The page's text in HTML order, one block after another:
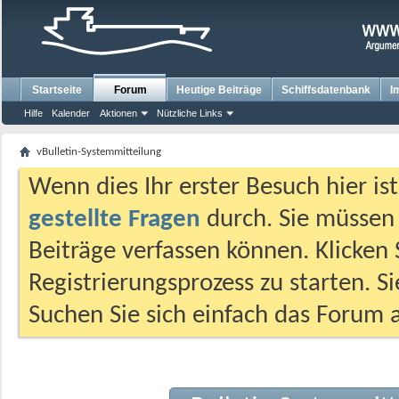
Startseite Forum
Hilfe Kalender Aktionen Nützliche Links
Heutige Beiträge Schiffsdatenbank
vBulletin-Systemmitteilung
Wenn dies Ihr erster Besuch hier
gestellte Fragen durch. Sie
Beiträge verfassen können.
Registrierungsprozess zu starten.
Suchen Sie sich einfach das